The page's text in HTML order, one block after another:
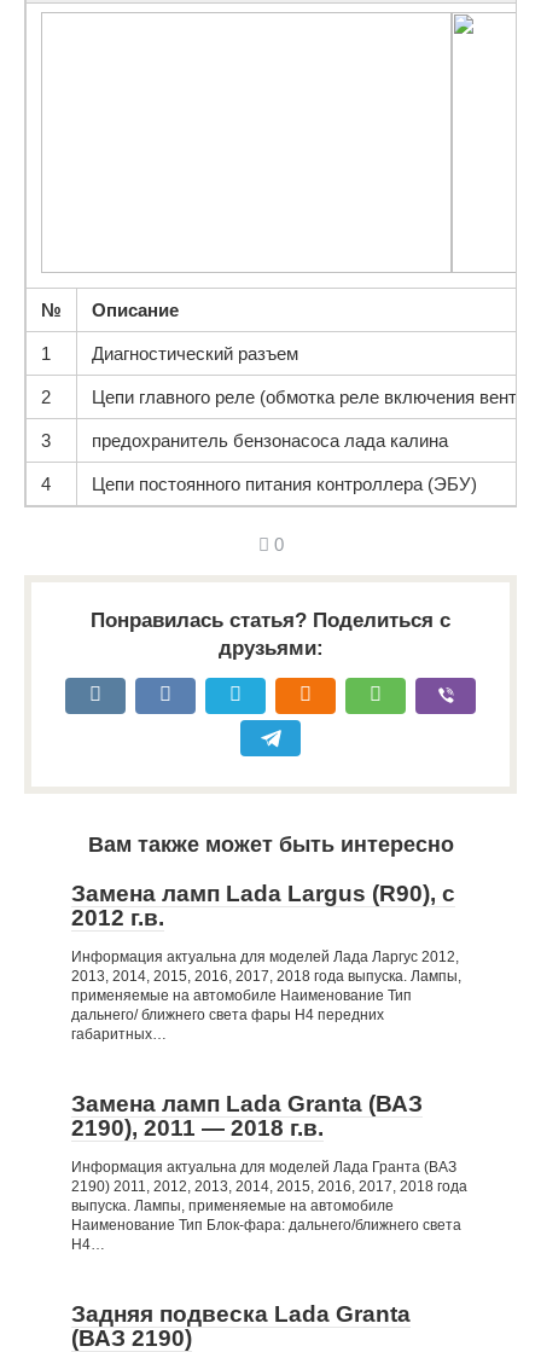
№ Описание
1 Диагностический разъем
2 Цепи главного реле (обмотка реле включения
3 предохранитель бензонасоса лада калина
4 Цепи постоянного питания контроллера (ЭБУ)
0
Понравилась статья? Поделиться с
друзьями:
Вам также может быть интересно
Замена ламп Lada Largus (R90), c
2012 г.в.
Информация актуальна для моделей Лада Ларгус 2012,
2013, 2014, 2015, 2016, 2017, 2018 года выпуска. Лампы,
применяемые на автомобиле Наименование Тип
дальнего/ ближнего света фары H4 передних
габаритных…
Замена ламп Lada Granta (ВАЗ
2190), 2011 — 2018 г.в.
Информация актуальна для моделей Лада Гранта (ВАЗ
2190) 2011, 2012, 2013, 2014, 2015, 2016, 2017, 2018 года
выпуска. Лампы, применяемые на автомобиле
Наименование Тип Блок-фара: дальнего/ближнего света
H4…
Задняя подвеска Lada Granta
(ВАЗ 2190)